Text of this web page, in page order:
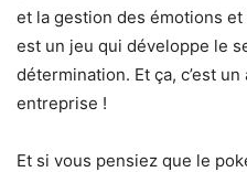
et la gestion des émotions
est un jeu qui développe le
détermination. Et ça, c’est
entreprise !
Et si vous pensiez que le